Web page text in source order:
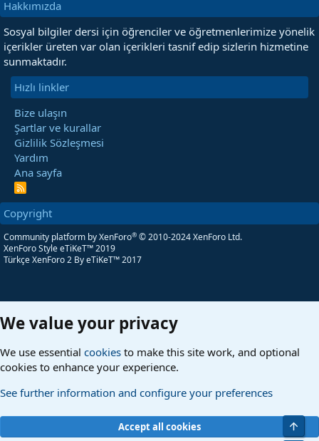
Hakkımızda
Sosyal bilgiler dersi için öğrenciler ve öğretmenlerimize yönelik
içerikler üreten var olan içerikleri tasnif edip sizlerin hizmetine
sunmaktadır.
Hızlı linkler
Bize ulaşın
Şartlar ve kurallar
Gizlilik Sözleşmesi
Yardım
Ana sayfa
R
S
Copyright
Community platform by XenForo® © 2010-2024 XenForo Ltd.
XenForo Style eTiKeT™ 2019
Türkçe XenForo 2 By eTiKeT™ 2017
We value your privacy
We use essential cookies to make this site work, and optional
cookies to enhance your experience.
See further information and configure your preferences
Accept all cookies